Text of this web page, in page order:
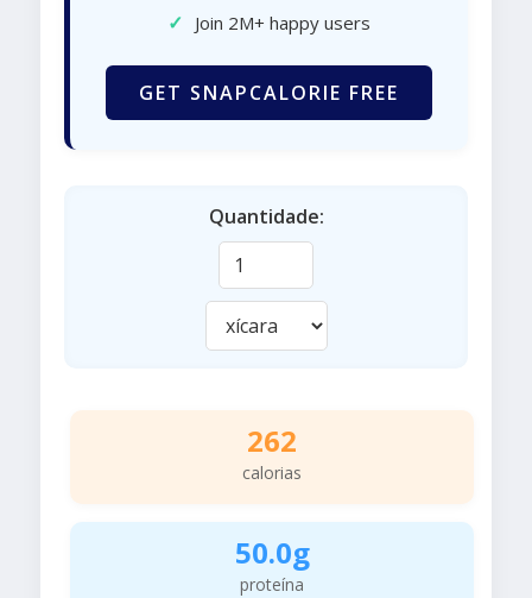
✓ Join 2M+ happy users
GET SNAPCALORIE FREE
Quantidade:
262
calorias
50.0g
proteína